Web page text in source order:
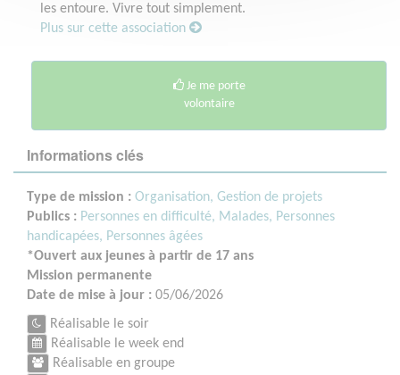
les entoure. Vivre tout simplement.
Plus sur cette association
Je me porte
volontaire
Informations clés
Type de mission : Organisation, Gestion de projets
Publics : Personnes en difficulté, Malades, Personnes
handicapées, Personnes âgées
*Ouvert aux jeunes à partir de 17 ans
Mission permanente
Date de mise à jour : 05/06/2026
Réalisable le soir
Réalisable le week end
Réalisable en groupe